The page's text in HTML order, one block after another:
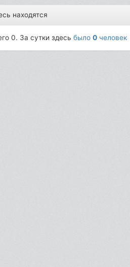
находятся
0. За сутки здесьбыло0 человек